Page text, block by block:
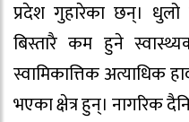
प्रदेश गुहारेका छन्।
बिस्तारै कम हुने
स्वामिकात्तिक अत्याधिक
भएका क्षेत्र हुन्। नागरिक